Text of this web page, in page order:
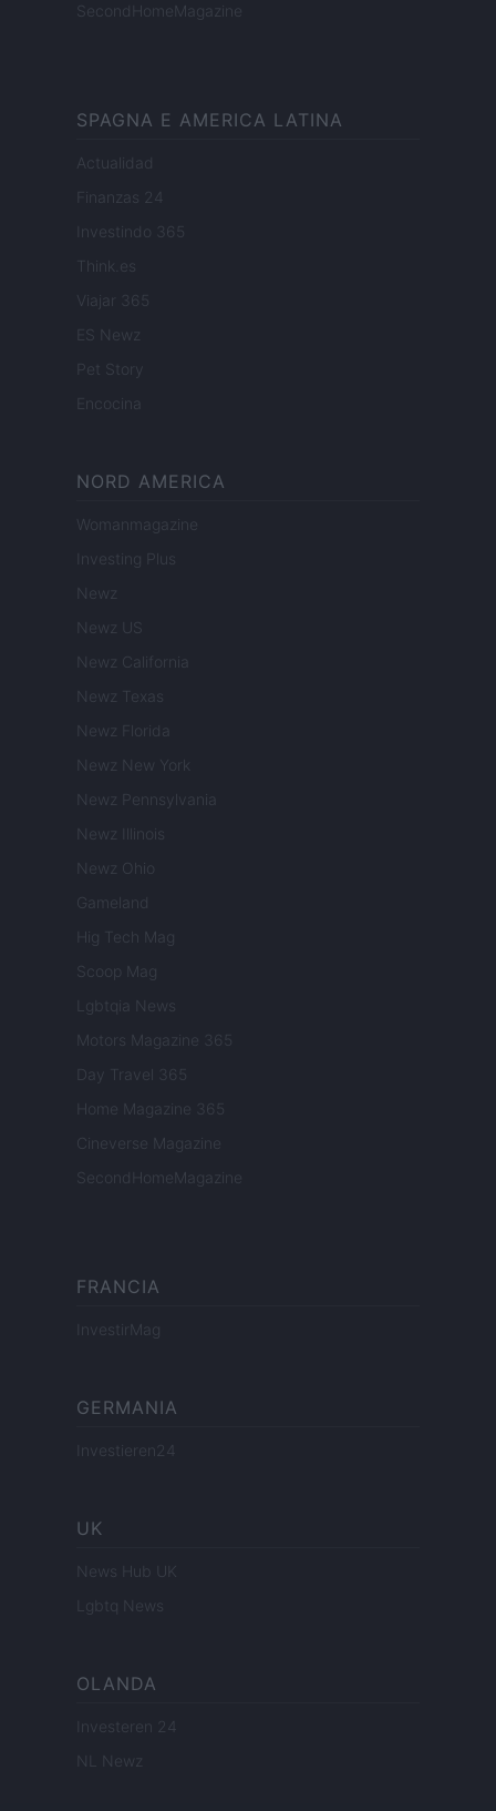
SecondHomeMagazine
SPAGNA E AMERICA LATINA
Actualidad
Finanzas 24
Investindo 365
Think.es
Viajar 365
ES Newz
Pet Story
Encocina
NORD AMERICA
Womanmagazine
Investing Plus
Newz
Newz US
Newz California
Newz Texas
Newz Florida
Newz New York
Newz Pennsylvania
Newz Illinois
Newz Ohio
Gameland
Hig Tech Mag
Scoop Mag
Lgbtqia News
Motors Magazine 365
Day Travel 365
Home Magazine 365
Cineverse Magazine
SecondHomeMagazine
FRANCIA
InvestirMag
GERMANIA
Investieren24
UK
News Hub UK
Lgbtq News
OLANDA
Investeren 24
NL Newz